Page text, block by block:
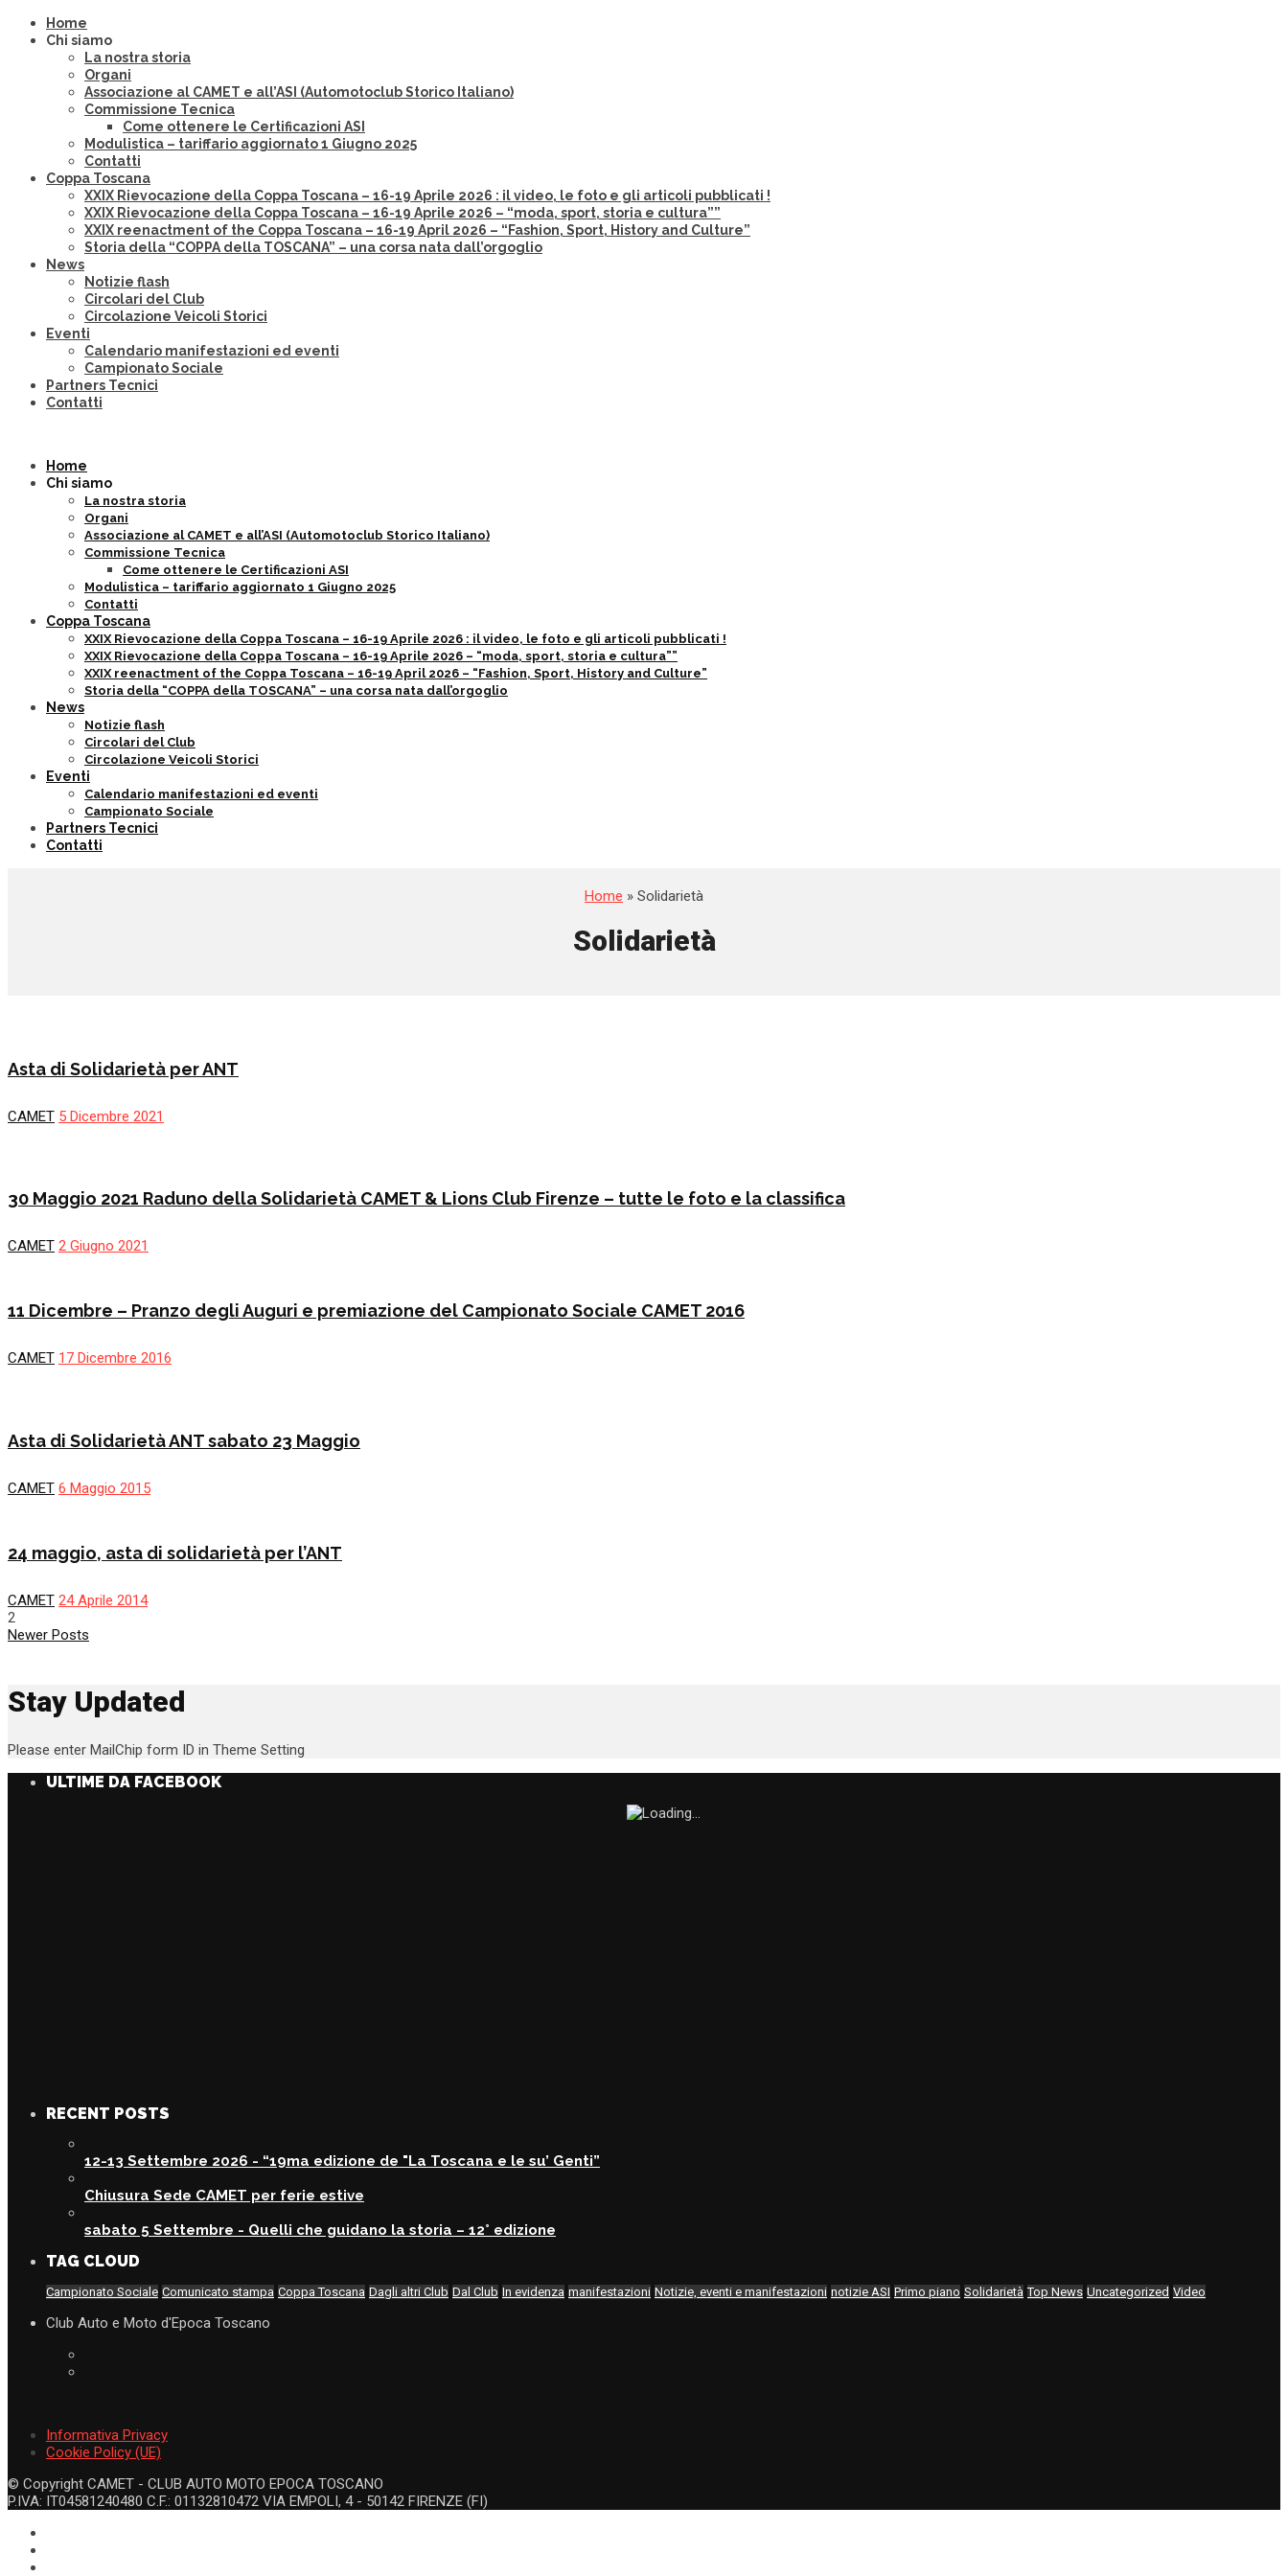
Home
Chi siamo
La nostra storia
Organi
Associazione al CAMET e all’ASI (Automotoclub Storico Italiano)
Commissione Tecnica
Come ottenere le Certificazioni ASI
Modulistica – tariffario aggiornato 1 Giugno 2025
Contatti
Coppa Toscana
XXIX Rievocazione della Coppa Toscana – 16-19 Aprile 2026 : il video, le foto e gli articoli pubblicati !
XXIX Rievocazione della Coppa Toscana – 16-19 Aprile 2026 – “moda, sport, storia e cultura””
XXIX reenactment of the Coppa Toscana – 16-19 April 2026 – “Fashion, Sport, History and Culture”
Storia della “COPPA della TOSCANA” – una corsa nata dall’orgoglio
News
Notizie flash
Circolari del Club
Circolazione Veicoli Storici
Eventi
Calendario manifestazioni ed eventi
Campionato Sociale
Partners Tecnici
Contatti
Home
Chi siamo
La nostra storia
Organi
Associazione al CAMET e all’ASI (Automotoclub Storico Italiano)
Commissione Tecnica
Come ottenere le Certificazioni ASI
Modulistica – tariffario aggiornato 1 Giugno 2025
Contatti
Coppa Toscana
XXIX Rievocazione della Coppa Toscana – 16-19 Aprile 2026 : il video, le foto e gli articoli pubblicati !
XXIX Rievocazione della Coppa Toscana – 16-19 Aprile 2026 – “moda, sport, storia e cultura””
XXIX reenactment of the Coppa Toscana – 16-19 April 2026 – “Fashion, Sport, History and Culture”
Storia della “COPPA della TOSCANA” – una corsa nata dall’orgoglio
News
Notizie flash
Circolari del Club
Circolazione Veicoli Storici
Eventi
Calendario manifestazioni ed eventi
Campionato Sociale
Partners Tecnici
Contatti
Home » Solidarietà
Solidarietà
Asta di Solidarietà per ANT
CAMET 5 Dicembre 2021
30 Maggio 2021 Raduno della Solidarietà CAMET & Lions Club Firenze – tutte le foto e la classifica
CAMET 2 Giugno 2021
11 Dicembre – Pranzo degli Auguri e premiazione del Campionato Sociale CAMET 2016
CAMET 17 Dicembre 2016
Asta di Solidarietà ANT sabato 23 Maggio
CAMET 6 Maggio 2015
24 maggio, asta di solidarietà per l’ANT
CAMET 24 Aprile 2014
2
Newer Posts
Stay Updated
Please enter MailChip form ID in Theme Setting
ULTIME DA FACEBOOK
RECENT POSTS
12-13 Settembre 2026 - “19ma edizione de "La Toscana e le su’ Genti”
Chiusura Sede CAMET per ferie estive
sabato 5 Settembre - Quelli che guidano la storia – 12° edizione
TAG CLOUD
Campionato Sociale Comunicato stampa Coppa Toscana Dagli altri Club Dal Club In evidenza manifestazioni Notizie, eventi e manifestazioni notizie ASI Primo piano Solidarietà Top News Uncategorized Video
Club Auto e Moto d'Epoca Toscano
Informativa Privacy
Cookie Policy (UE)
© Copyright CAMET - CLUB AUTO MOTO EPOCA TOSCANO
P.IVA: IT04581240480 C.F.: 01132810472 VIA EMPOLI, 4 - 50142 FIRENZE (FI)